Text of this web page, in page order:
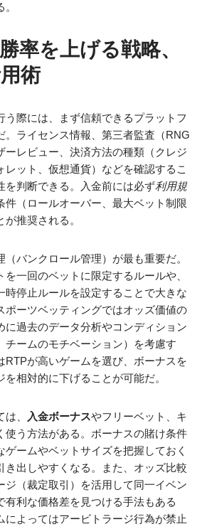
率を上げる戦略、
術
う際には、まず信頼できるプラットフ
。ライセンス情報、第三者監査（RNG
ーレビュー、決済方法の種類（クレジ
レット、仮想通貨）などを確認するこ
を判断できる。入金前には必ず利用規
件（ロールオーバー、最大ベット制限
推奨される。
バンクロール管理）が最も重要だ。
一回のベットに限定するルールや、
時停止ルールを設定することで大きな
ポーツベッティングではオッズ価値の
に過去のデータ分析やコンディション
チームのモチベーション）を考慮す
RTPが高いゲームを選び、ボーナスを
相対的に下げることが可能だ。
、 入金ボーナスやフリーベット、キ
使う方法がある。ボーナスの賭け条件
ゲームやベットサイズを把握しておく
き出しやすくなる。また、オッズ比較
ジ（裁定取引）を活用して同一イベン
有利な価格差を見つける手法もある
によってはアービトラージ行為が禁止